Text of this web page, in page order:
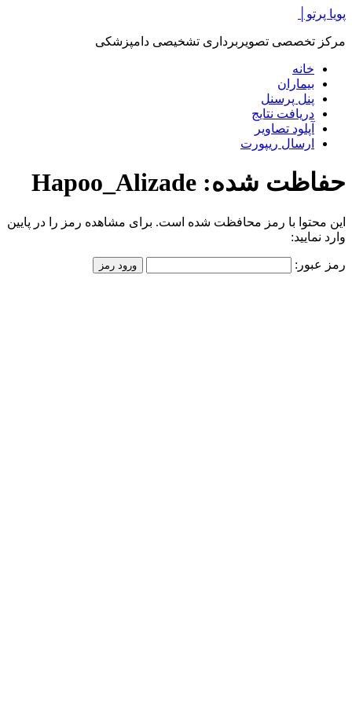
پرش
محتوا
پویا پرتو│
مرکز تخصصی تصویربرداری تشخیصی دامپزشکی
خانه
بیماران
پنل پرسنل
دریافت نتایج
آپلود تصاویر
ارسال ریپورت
حفاظت شده: Hapoo_Alizade
این محتوا با رمز محافظت شده است. برای مشاهده رمز را در پایین
وارد نمایید:
رمز عبور: